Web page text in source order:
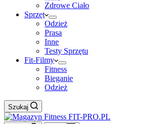
Zdrowe Ciało
Sprzęt
Odzież
Prasa
Inne
Testy Sprzętu
Fit-Filmy
Fitness
Bieganie
Odzież
Szukaj